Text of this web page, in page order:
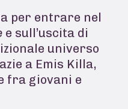
per entrare nel
e sull’uscita di
universo
a Emis Killa,
fra giovani e